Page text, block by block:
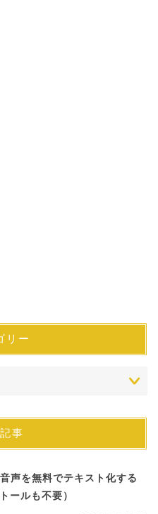
リー
事
声を無料でテキスト化する
ールも不要）